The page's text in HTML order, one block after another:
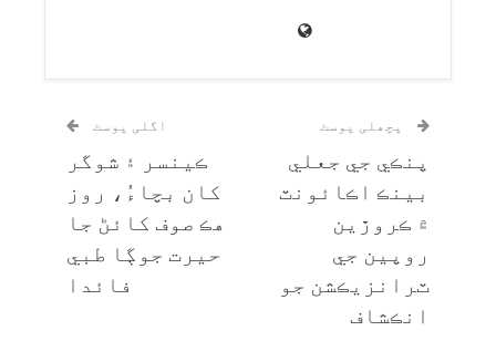
پچھلی پوسٹ
پنڪي جي جعلي
بينڪ اڪائونٽ
۾ ڪروڙين
روپين جي
ٽرانزيڪشن جو
انڪشاف
اگلی پوسٹ
ڪينسر ۽ شوگر
کان بچاءُ، روز
هڪ صوف کائڻ جا
حيرت جوڳا طبي
فائدا